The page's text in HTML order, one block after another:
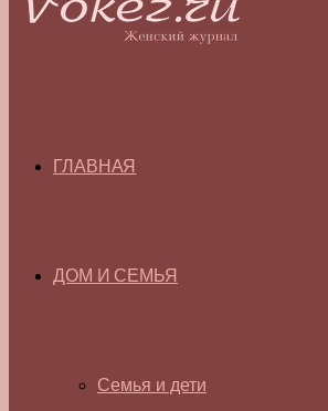
ГЛАВНАЯ
ДОМ И СЕМЬЯ
Семья и дети